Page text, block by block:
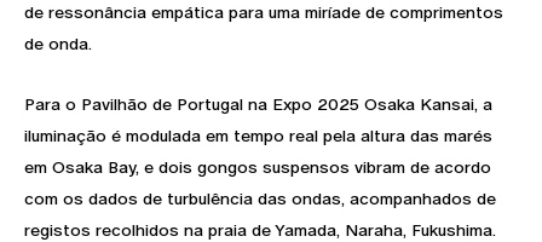
de ressonância empática para uma miríade de comprimentos
de onda.
Para o Pavilhão de Portugal na Expo 2025 Osaka Kansai, a
iluminação é modulada em tempo real pela altura das marés
em Osaka Bay, e dois gongos suspensos vibram de acordo
com os dados de turbulência das ondas, acompanhados de
registos recolhidos na praia de Yamada, Naraha, Fukushima.